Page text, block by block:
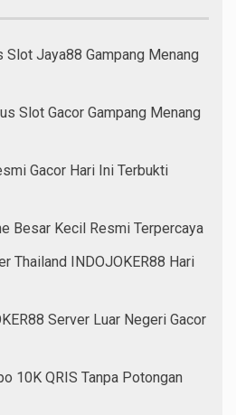
Slot Jaya88 Gampang Menang
Slot Gacor Gampang Menang
Gacor Hari Ini Terbukti
Besar Kecil Resmi Terpercaya
Thailand INDOJOKER88 Hari
Server Luar Negeri Gacor
10K QRIS Tanpa Potongan